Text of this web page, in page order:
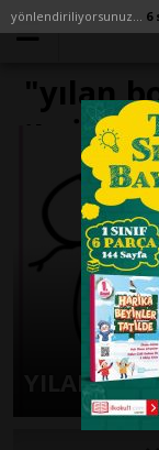
yönlendiriliyorsunuz... 6
"yılan
ile
YILAN